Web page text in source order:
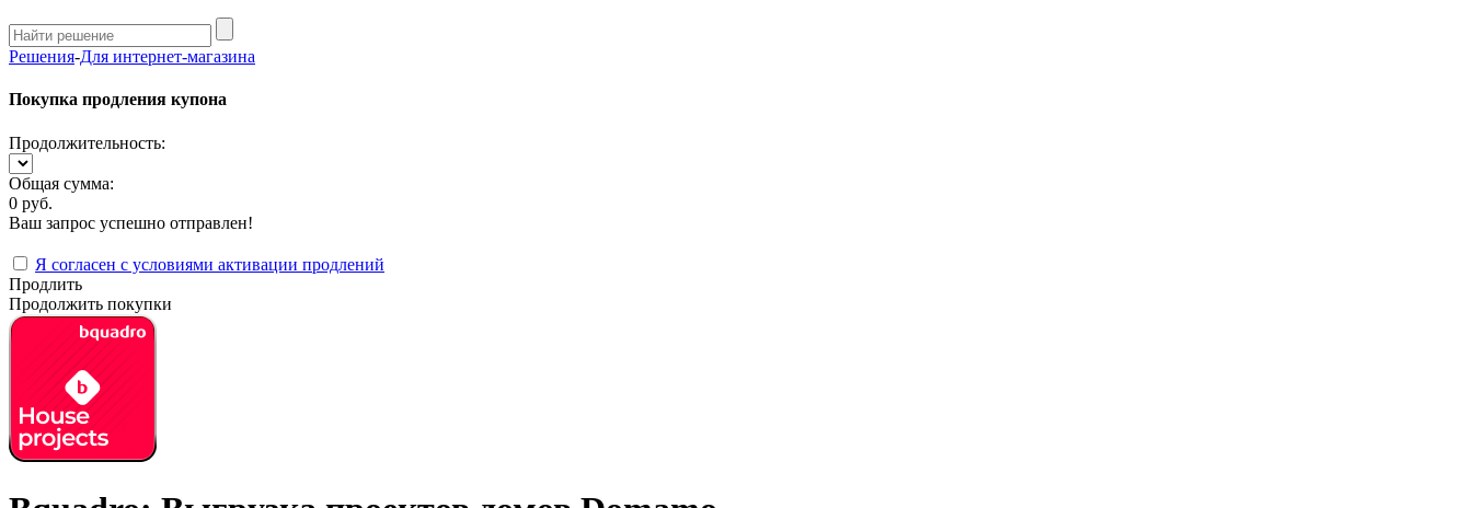
Решения-Для интернет-магазина
Покупка продления купона
Продолжительность:
Общая сумма:
0 руб.
Ваш запрос успешно отправлен!
Я согласен с условиями активации продлений
Продлить
Продолжить покупки